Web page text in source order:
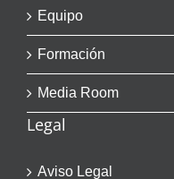
Equipo
Formación
Media Room
Legal
Aviso Legal